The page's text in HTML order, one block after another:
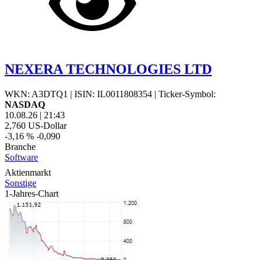
NEXERA TECHNOLOGIES LTD
WKN: A3DTQ1 | ISIN: IL0011808354 | Ticker-Symbol:
NASDAQ
10.08.26 | 21:43
2,760 US-Dollar
-3,16 % -0,090
Branche
Software
Aktienmarkt
Sonstige
1-Jahres-Chart